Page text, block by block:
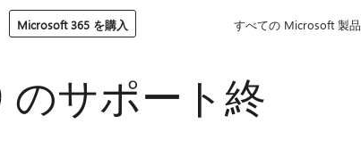
Microsoft 365 を購入 すべての Microsoft 製品
のサポート終